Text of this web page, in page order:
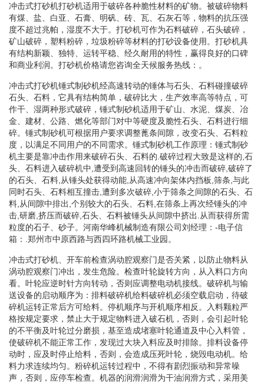
冲击式打砂机打砂机适用于破碎各种脆性材料的矿物。被破碎物料
有煤、盐、白亚、石膏、明矾、砖、瓦、石灰石等，物料的抗压强
度不超过兆帕，湿度不大于。打砂机可作为石料破碎，石头破碎，
矿山破碎，塑料粉碎，垃圾粉碎等材料的打砂设备使用。打砂机具
有结构新颖、独特、运转平稳、经久耐用的特性，赢得良好的口碑
和商业利润。打砂机价格请您咨询全天候服务热线：。
冲击式打砂机锤式制砂机经高速转动的锤体与石头、石料碰撞破碎
石头、石料，它具有结构简单，破碎比大，生产效率高等特点，可
作干、湿两种形式破碎，锤式制砂机适用于矿山、水泥、煤炭、冶
金、建材、公路、燃化等部门对中等硬度及脆性石头、石料进行细
碎。锤式制砂机可根据用户要求调整蓖条间隙，改变石头、石料粒
度，以满足不同用户的不同需求。锤式制砂机工作原理：锤式制砂
机主要是靠冲击作用来破碎石头、石料的.破碎过程大致是这样的,石
头、石料进入破碎机中,遭受到高速回转的锤头的冲击而破碎,破碎了
的石头、石料,从锤头处获得动能,从高速冲向架体内挡板,筛条,与此
同时石头、石料相互撞击,遭到多次破碎,小于筛条之间隙的石头、石
料,从间隙中排出,个别较大的石头、石料,在筛条上再次经锤头的冲
击,研磨,挤压而破碎,石头、石料被锤头从间隙中挤出.从而获得所需
粒度的石子、砂子。河南华峰机械制造有限公司刘经理：-电子信
箱：.郑州市中原西路与西四环路机械工业园。
冲击式打砂机、开车前检查涡动腔观察门是否关紧，以防止物料从
涡动腔观察门冲出，发生危险。检查叶轮旋转方向，从入料口方向
看。叶轮应逆时针方向转动，否则应调整电动机接线。破碎机与输
送设备的启动顺序为：排料破碎机给料破碎机必须空载启动，待破
碎机运转正常后方可给料。停机顺序与开机顺序相反。入料颗粒严
格按规定要求，禁止大于规定物料进入破石机，否则，会引起叶轮
的不平衡及叶轮过分磨损，基至造成堵塞叶轮通道及中心入料管，
使破碎机不能正常工作，发现过大块入料应及时排除。排料设备停
动时，应及时停止给料，否则，会造成压死叶轮，烧毁电动机。给
料力求连续均匀。粉碎机运转过程中，不得有剧烈振动和异常噪
声，否则，应停车检查。机器的润滑润滑为干油润滑方式，采用美